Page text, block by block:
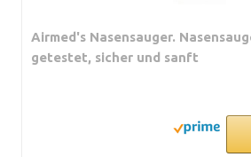
Airmed's Nasensauger.
getestet, sicher und sanft